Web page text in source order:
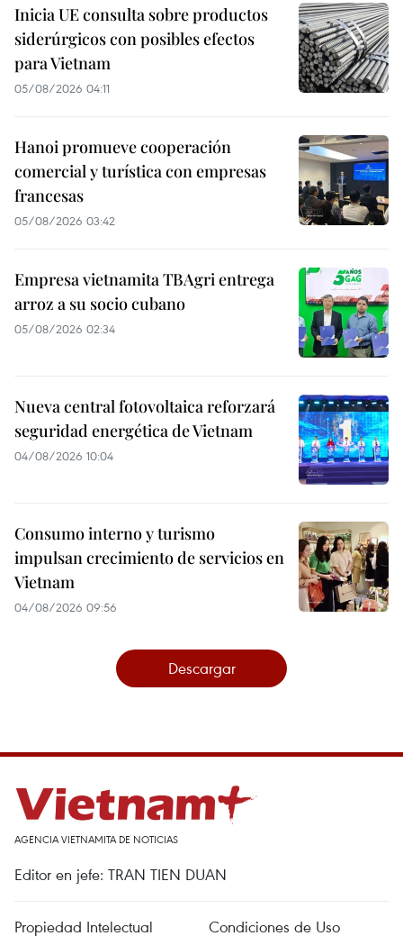
Inicia UE consulta sobre productos
siderúrgicos con posibles efectos
para Vietnam
05/08/2026 04:11
Hanoi promueve cooperación
comercial y turística con empresas
francesas
05/08/2026 03:42
Empresa vietnamita TBAgri entrega
arroz a su socio cubano
05/08/2026 02:34
Nueva central fotovoltaica reforzará
seguridad energética de Vietnam
04/08/2026 10:04
Consumo interno y turismo
impulsan crecimiento de servicios en
Vietnam
04/08/2026 09:56
Descargar
AGENCIA VIETNAMITA DE NOTICIAS
Editor en jefe: TRAN TIEN DUAN
Propiedad Intelectual Condiciones de Uso